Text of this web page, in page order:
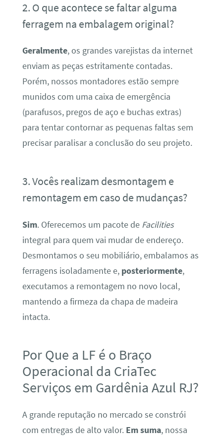
2. O que acontece se faltar alguma
ferragem na embalagem original?
Geralmente, os grandes varejistas da internet
enviam as peças estritamente contadas.
Porém, nossos montadores estão sempre
munidos com uma caixa de emergência
(parafusos, pregos de aço e buchas extras)
para tentar contornar as pequenas faltas sem
precisar paralisar a conclusão do seu projeto.
3. Vocês realizam desmontagem e
remontagem em caso de mudanças?
Sim. Oferecemos um pacote de Facilities
integral para quem vai mudar de endereço.
Desmontamos o seu mobiliário, embalamos as
ferragens isoladamente e, posteriormente,
executamos a remontagem no novo local,
mantendo a firmeza da chapa de madeira
intacta.
Por Que a LF é o Braço
Operacional da CriaTec
Serviços em Gardênia Azul RJ?
A grande reputação no mercado se constrói
com entregas de alto valor. Em suma, nossa